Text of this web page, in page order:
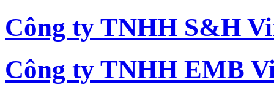
Công ty TNHH S&H
Công ty TNHH EMB